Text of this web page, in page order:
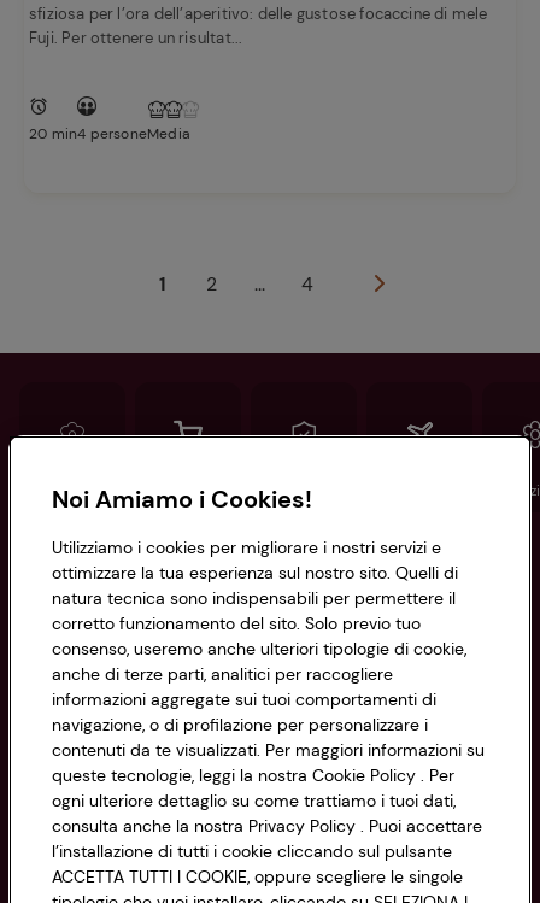
sfiziosa per l’ora dell’aperitivo: delle gustose focaccine di mele
Fuji. Per ottenere un risultat...
20 min4 personeMedia
1 2 ... 4
Conad Spesa online Assicurazioni
Informazioni
Privacy Policy
Cookie Policy
Impostazioni Cookie
Accessibilità
CONAD SOCIETÀ COOPERATIVA
Via Michelino, 59 | 40127 BOLOGNA
Codice Fiscale e Registro Imprese
di Bologna 00865960157
PARTITA IVA 03320960374
Servizio clienti
Noi Amiamo i Cookies!
Utilizziamo i cookies per migliorare i nostri servizi e
ottimizzare la tua esperienza sul nostro sito. Quelli di
natura tecnica sono indispensabili per permettere il
corretto funzionamento del sito. Solo previo tuo
consenso, useremo anche ulteriori tipologie di cookie,
anche di terze parti, analitici per raccogliere
informazioni aggregate sui tuoi comportamenti di
navigazione, o di profilazione per personalizzare i
contenuti da te visualizzati. Per maggiori informazioni su
queste tecnologie, leggi la nostra Cookie Policy . Per
ogni ulteriore dettaglio su come trattiamo i tuoi dati,
consulta anche la nostra Privacy Policy . Puoi accettare
l’installazione di tutti i cookie cliccando sul pulsante
ACCETTA TUTTI I COOKIE, oppure scegliere le singole